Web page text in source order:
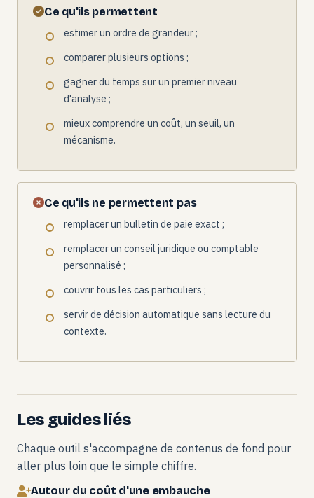
Ce qu'ils permettent
estimer un ordre de grandeur ;
comparer plusieurs options ;
gagner du temps sur un premier niveau
d'analyse ;
mieux comprendre un coût, un seuil, un
mécanisme.
Ce qu'ils ne permettent pas
remplacer un bulletin de paie exact ;
remplacer un conseil juridique ou comptable
personnalisé ;
couvrir tous les cas particuliers ;
servir de décision automatique sans lecture du
contexte.
Les guides liés
Chaque outil s'accompagne de contenus de fond pour
aller plus loin que le simple chiffre.
Autour du coût d'une embauche